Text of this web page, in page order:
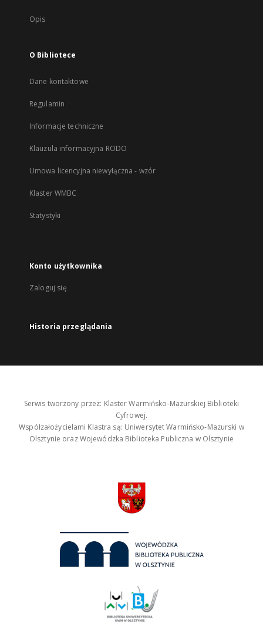
Opis
O Bibliotece
Dane kontaktowe
Regulamin
Informacje techniczne
Klauzula informacyjna RODO
Umowa licencyjna niewyłączna - wzór
Klaster WMBC
Statystyki
Konto użytkownika
Zaloguj się
Historia przeglądania
Serwis tworzony przez: Klaster Warmińsko-Mazurskiej Biblioteki
Cyfrowej.
Współzałożycielami Klastra są: Uniwersytet Warmińsko-Mazurski w
Olsztynie oraz Wojewódzka Biblioteka Publiczna w Olsztynie